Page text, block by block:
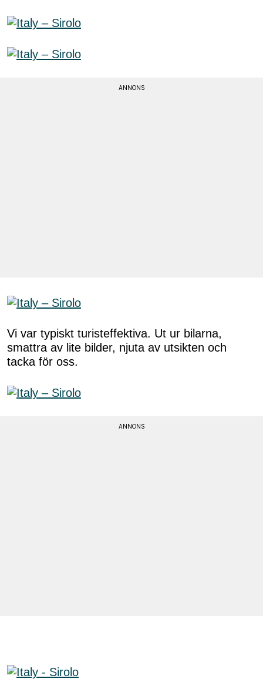
Vi var typiskt turisteffektiva. Ut ur bilarna,
smattra av lite bilder, njuta av utsikten och
tacka för oss.